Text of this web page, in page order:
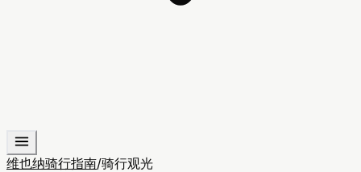
维也纳骑行指南/骑行观光